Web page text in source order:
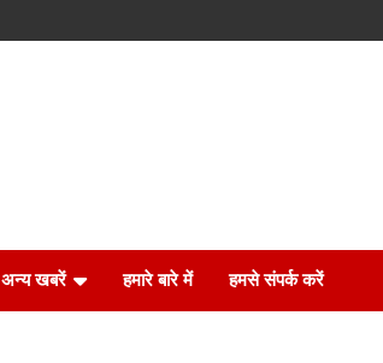
अन्य खबरें हमारे बारे में हमसे संपर्क करें